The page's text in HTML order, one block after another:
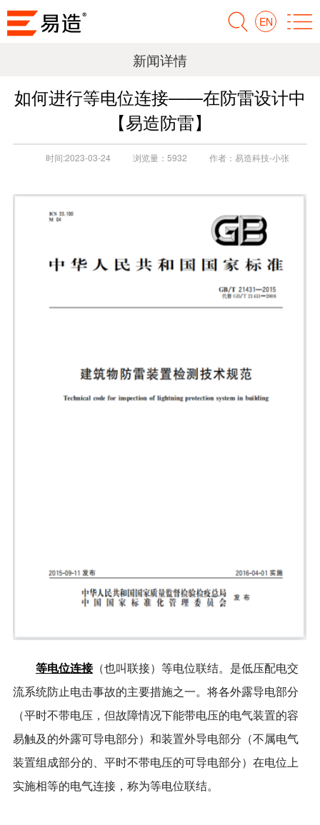
EN
新闻详情
如何进行等电位连接——在防雷设计中
【易造防雷】
时间:2023-03-24 浏览量： 5932 作者： 易造科技-小张
等电位连接（也叫联接）等电位联结。是低压配电交
流系统防止电击事故的主要措施之一。将各外露导电部分
（平时不带电压，但故障情况下能带电压的电气装置的容
易触及的外露可导电部分）和装置外导电部分（不属电气
装置组成部分的、平时不带电压的可导电部分）在电位上
实施相等的电气连接，称为等电位联结。